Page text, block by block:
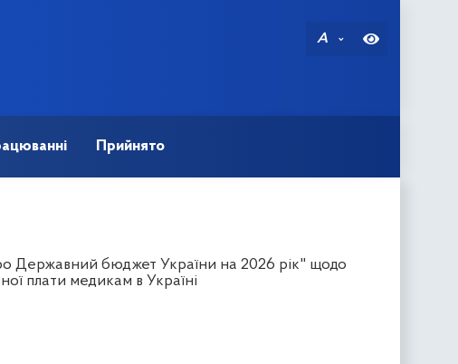
A
Прийнято
Державний бюджет України на 2026 рік" щодо
плати медикам в Україні